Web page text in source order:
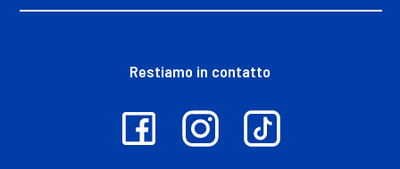
Restiamo in contatto